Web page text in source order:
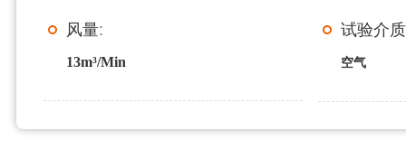
风量:
13m³/Min
试验介质
空气